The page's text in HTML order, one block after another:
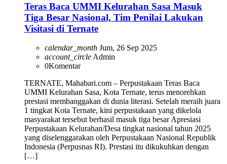
Teras Baca UMMI Kelurahan Sasa Masuk
Tiga Besar Nasional, Tim Penilai Lakukan
Visitasi di Ternate
calendar_month Jum, 26 Sep 2025
account_circleAdmin
0Komentar
TERNATE, Mahabari.com – Perpustakaan Teras Baca
UMMI Kelurahan Sasa, Kota Ternate, terus menorehkan
prestasi membanggakan di dunia literasi. Setelah meraih juara
1 tingkat Kota Ternate, kini perpustakaan yang dikelola
masyarakat tersebut berhasil masuk tiga besar Apresiasi
Perpustakaan Kelurahan/Desa tingkat nasional tahun 2025
yang diselenggarakan oleh Perpustakaan Nasional Republik
Indonesia (Perpusnas RI). Prestasi itu dikukuhkan dengan
[…]